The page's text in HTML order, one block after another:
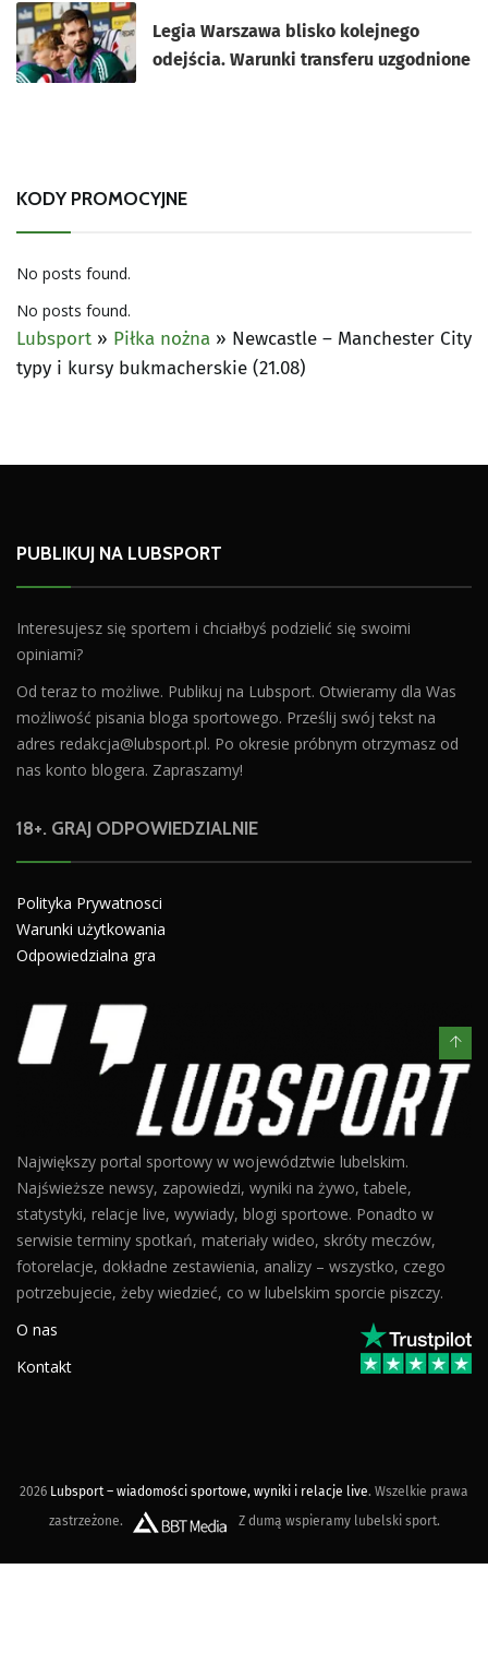
Legia Warszawa blisko kolejnego
odejścia. Warunki transferu uzgodnione
KODY PROMOCYJNE
No posts found.
No posts found.
Lubsport » Piłka nożna » Newcastle – Manchester City
typy i kursy bukmacherskie (21.08)
PUBLIKUJ NA LUBSPORT
Interesujesz się sportem i chciałbyś podzielić się swoimi
opiniami?
Od teraz to możliwe. Publikuj na Lubsport. Otwieramy dla Was
możliwość pisania bloga sportowego. Prześlij swój tekst na
adres redakcja@lubsport.pl. Po okresie próbnym otrzymasz od
nas konto blogera. Zapraszamy!
18+. GRAJ ODPOWIEDZIALNIE
Polityka Prywatnosci
Warunki użytkowania
Odpowiedzialna gra
Największy portal sportowy w województwie lubelskim.
Najświeższe newsy, zapowiedzi, wyniki na żywo, tabele,
statystyki, relacje live, wywiady, blogi sportowe. Ponadto w
serwisie terminy spotkań, materiały wideo, skróty meczów,
fotorelacje, dokładne zestawienia, analizy – wszystko, czego
potrzebujecie, żeby wiedzieć, co w lubelskim sporcie piszczy.
O nas
Kontakt
2026 Lubsport – wiadomości sportowe, wyniki i relacje live. Wszelkie prawa
zastrzeżone.
Z dumą wspieramy lubelski sport.